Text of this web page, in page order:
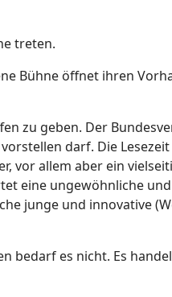
treten.
Bühne öffnet ihren
zu geben. Der
darf. Die
vor allem aber ein
eine ungewöhnliche
junge und innovative
bedarf es nicht. Es